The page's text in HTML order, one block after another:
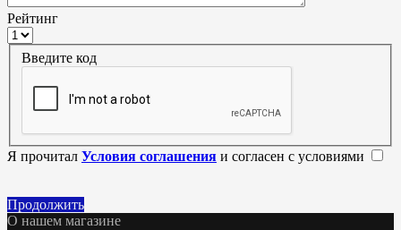
Рейтинг
Введите код
Я прочитал Условия соглашения и согласен с условиями
Продолжить
О нашем магазине